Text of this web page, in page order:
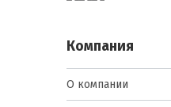
Компания
О компании